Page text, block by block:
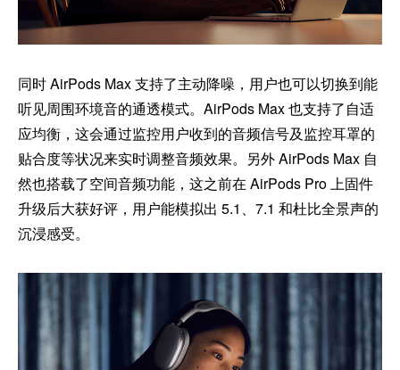
同时 AirPods Max 支持了主动降噪，用户也可以切换到能
听见周围环境音的通透模式。AirPods Max 也支持了自适
应均衡，这会通过监控用户收到的音频信号及监控耳罩的
贴合度等状况来实时调整音频效果。另外 AirPods Max 自
然也搭载了空间音频功能，这之前在 AirPods Pro 上固件
升级后大获好评，用户能模拟出 5.1、7.1 和杜比全景声的
沉浸感受。